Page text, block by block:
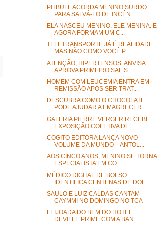
PITBULL ACORDA MENINO SURDO
PARA SALVÁ-LO DE INCÊN...
ELA NASCEU MENINO, ELE MENINA. E
AGORA FORMAM UM C...
TELETRANSPORTE JÁ É REALIDADE.
MAS NÃO COMO VOCÊ P...
ATENÇÃO, HIPERTENSOS: ANVISA
APROVA PRIMEIRO SAL S...
HOMEM COM LEUCEMIA ENTRA EM
REMISSÃO APÓS SER TRAT...
DESCUBRA COMO O CHOCOLATE
PODE AJUDAR A EMAGRECER
GALERIA PIERRE VERGER RECEBE
EXPOSIÇÃO COLETIVA DE...
COGITO EDITORA LANÇA NOVO
VOLUME DA MUNDO – ANTOL...
AOS CINCO ANOS, MENINO SE TORNA
ESPECIALISTA EM CO...
MÉDICO DIGITAL DE BOLSO
IDENTIFICA CENTENAS DE DOE...
SAULO E LUIZ CALDAS CANTAM
CAYMMI NO DOMINGO NO TCA
FEIJOADA DO BEM DO HOTEL
DEVILLE PRIME COM A BAN...